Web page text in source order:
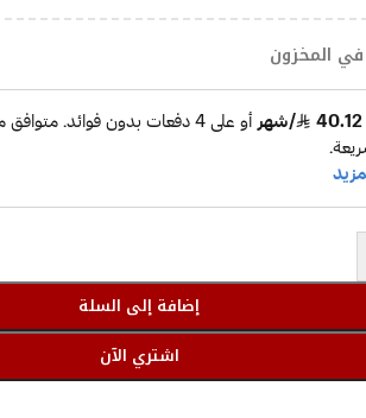
إضافة إلى السلة
اشتري الآن